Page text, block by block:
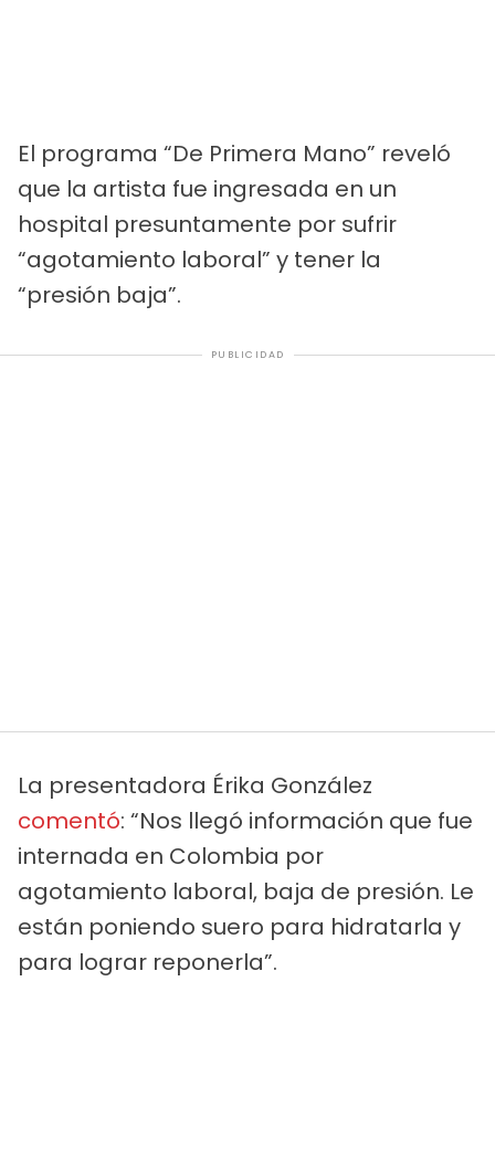
El programa “De Primera Mano” reveló
que la artista fue ingresada en un
hospital presuntamente por sufrir
“agotamiento laboral” y tener la
“presión baja”.
PUBLICIDAD
La presentadora Érika González
comentó: “Nos llegó información que fue
internada en Colombia por
agotamiento laboral, baja de presión. Le
están poniendo suero para hidratarla y
para lograr reponerla”.